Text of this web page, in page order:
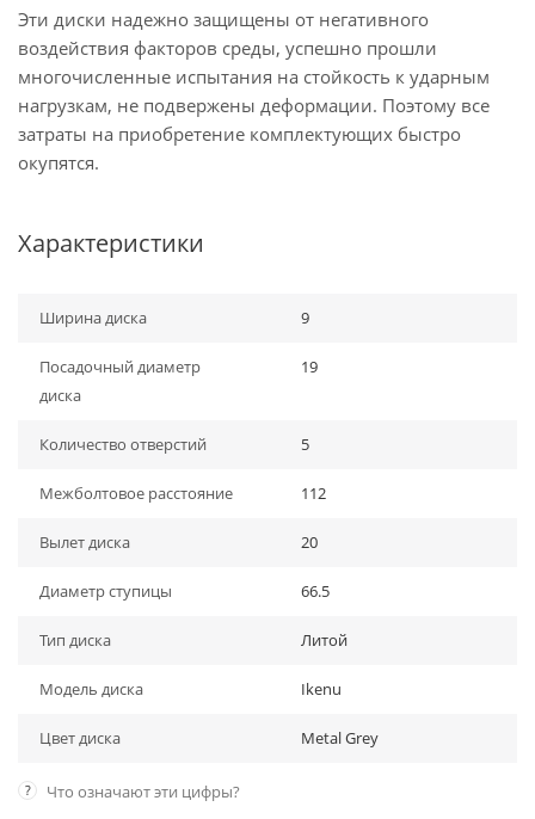
Эти диски надежно защищены от негативного
воздействия факторов среды, успешно прошли
многочисленные испытания на стойкость к ударным
нагрузкам, не подвержены деформации. Поэтому все
затраты на приобретение комплектующих быстро
окупятся.
Характеристики
Ширина диска 9
Посадочный диаметр
диска
19
Количество отверстий 5
Межболтовое расстояние 112
Вылет диска 20
Диаметр ступицы 66.5
Тип диска Литой
Модель диска Ikenu
Цвет диска Metal Grey
? Что означают эти цифры?